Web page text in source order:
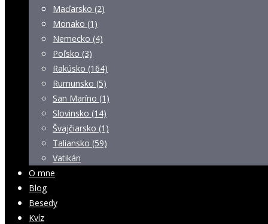
Maďarsko (2)
Monako (1)
Nemecko (4)
Poľsko (3)
Rakúsko (164)
Rumunsko (5)
San Maríno (1)
Slovinsko (14)
Švajčiarsko (1)
Taliansko (59)
Vatikán
O mne
Blog
Besedy
Kvíz